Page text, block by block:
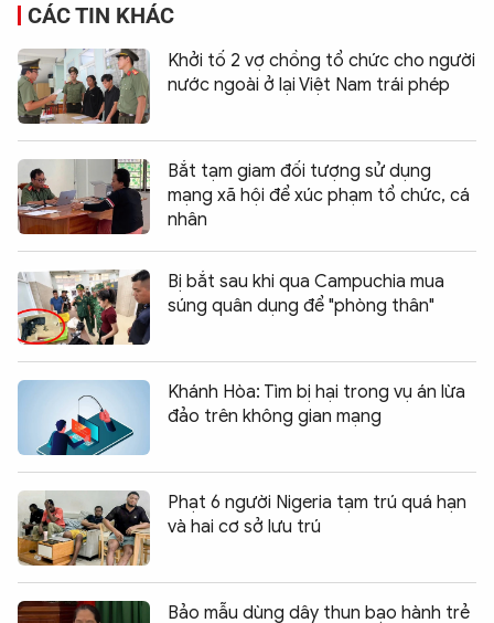
CÁC TIN KHÁC
Khởi tố 2 vợ chồng tổ chức cho người
nước ngoài ở lại Việt Nam trái phép
Bắt tạm giam đối tượng sử dụng
mạng xã hội để xúc phạm tổ chức, cá
nhân
Bị bắt sau khi qua Campuchia mua
súng quân dụng để "phòng thân"
Khánh Hòa: Tìm bị hại trong vụ án lừa
đảo trên không gian mạng
Phạt 6 người Nigeria tạm trú quá hạn
và hai cơ sở lưu trú
Bảo mẫu dùng dây thun bạo hành trẻ